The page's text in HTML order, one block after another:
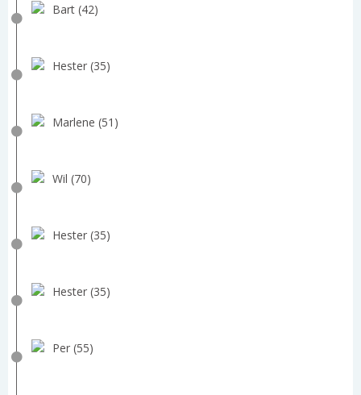
Bart (42)
Hester (35)
Marlene (51)
Wil (70)
Hester (35)
Hester (35)
Per (55)